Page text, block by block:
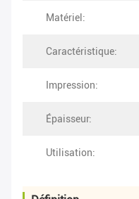
Matériel:
Caractéristique:
Impression:
Épaisseur:
Utilisation: